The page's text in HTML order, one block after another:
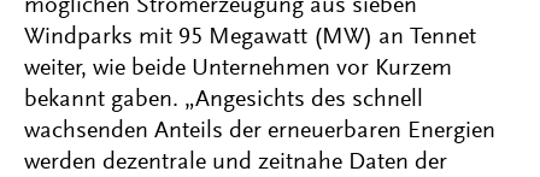
möglichen Stromerzeugung aus sieben
Windparks mit 95 Megawatt (MW) an Tennet
weiter, wie beide Unternehmen vor Kurzem
bekannt gaben. „Angesichts des schnell
wachsenden Anteils der erneuerbaren Energien
werden dezentrale und zeitnahe Daten der